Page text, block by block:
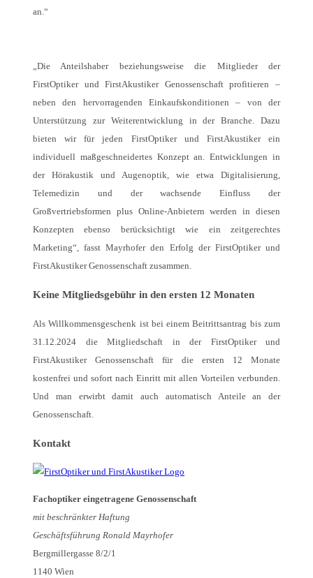
an.“
„Die Anteilshaber beziehungsweise die Mitglieder der
FirstOptiker und FirstAkustiker Genossenschaft profitieren –
neben den hervorragenden Einkaufskonditionen – von der
Unterstützung zur Weiterentwicklung in der Branche. Dazu
bieten wir für jeden FirstOptiker und FirstAkustiker ein
individuell maßgeschneidertes Konzept an. Entwicklungen in
der Hörakustik und Augenoptik, wie etwa Digitalisierung,
Telemedizin und der wachsende Einfluss der
Großvertriebsformen plus Online-Anbietern werden in diesen
Konzepten ebenso berücksichtigt wie ein zeitgerechtes
Marketing“, fasst Mayrhofer den Erfolg der FirstOptiker und
FirstAkustiker Genossenschaft zusammen.
Keine Mitgliedsgebühr in den ersten 12 Monaten
Als Willkommensgeschenk ist bei einem Beitrittsantrag bis zum
31.12.2024 die Mitgliedschaft in der FirstOptiker und
FirstAkustiker Genossenschaft für die ersten 12 Monate
kostenfrei und sofort nach Einritt mit allen Vorteilen verbunden.
Und man erwirbt damit auch automatisch Anteile an der
Genossenschaft.
Kontakt
Fachoptiker eingetragene Genossenschaft
mit beschränkter Haftung
Geschäftsführung Ronald Mayrhofer
Bergmillergasse 8/2/1
1140 Wien